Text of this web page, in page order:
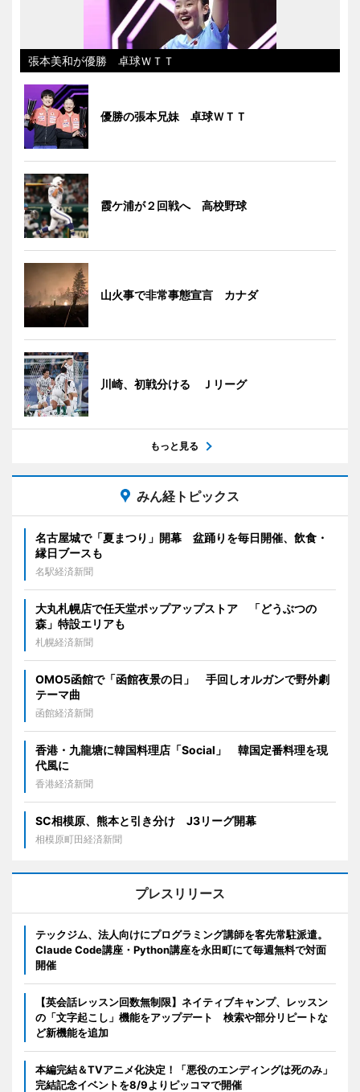
張本美和が優勝 卓球ＷＴＴ
優勝の張本兄妹 卓球ＷＴＴ
霞ケ浦が２回戦へ 高校野球
山火事で非常事態宣言 カナダ
川崎、初戦分ける Ｊリーグ
もっと見る
みん経トピックス
名古屋城で「夏まつり」開幕 盆踊りを毎日開催、飲食・
縁日ブースも
名駅経済新聞
大丸札幌店で任天堂ポップアップストア 「どうぶつの
森」特設エリアも
札幌経済新聞
OMO5函館で「函館夜景の日」 手回しオルガンで野外劇
テーマ曲
函館経済新聞
香港・九龍塘に韓国料理店「Social」 韓国定番料理を現
代風に
香港経済新聞
SC相模原、熊本と引き分け J3リーグ開幕
相模原町田経済新聞
プレスリリース
テックジム、法人向けにプログラミング講師を客先常駐派遣。
Claude Code講座・Python講座を永田町にて毎週無料で対面
開催
【英会話レッスン回数無制限】ネイティブキャンプ、レッスン
の「文字起こし」機能をアップデート 検索や部分リピートな
ど新機能を追加
本編完結＆TVアニメ化決定！「悪役のエンディングは死のみ」
完結記念イベントを8/9よりピッコマで開催